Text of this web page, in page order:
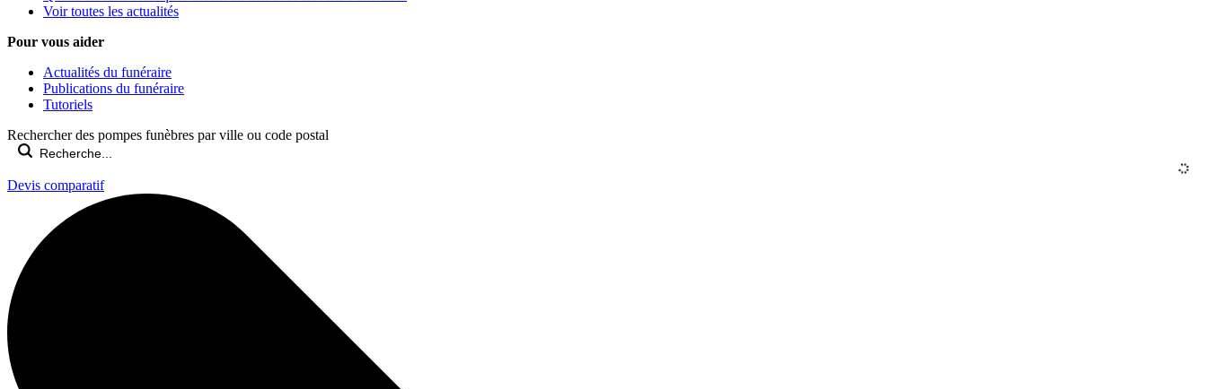
Voir toutes les actualités
Pour vous aider
Actualités du funéraire
Publications du funéraire
Tutoriels
Rechercher des pompes funèbres par ville ou code postal
Devis comparatif